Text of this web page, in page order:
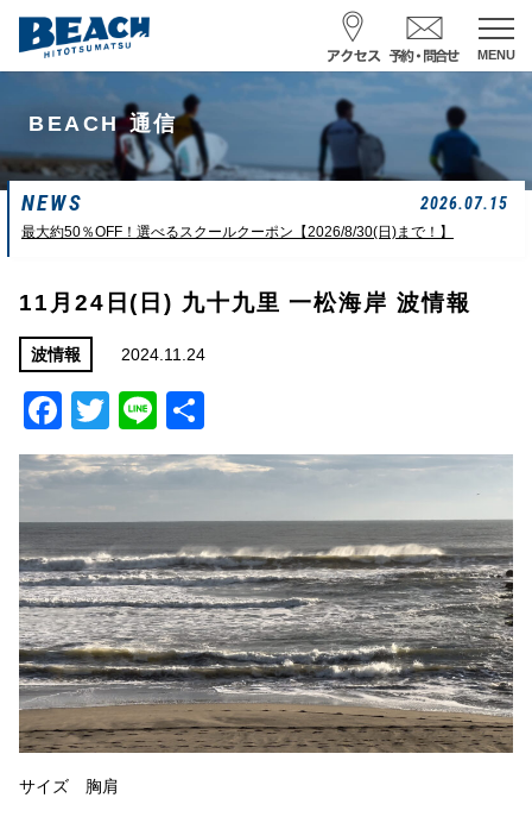
MENU
スクール予約・お問合せ
レンタル予約
サーフ ナミイーヨ
0475-32-7314
一松海岸 波情報
サイズ
頭
状態
小潮
BEACH 通信
NEWS 2026.07.15
最大約50％OFF！選べるスクールクーポン【2026/8/30(日)まで！】
11月24日(日) 九十九里 一松海岸 波情報
波情報 2024.11.24
Facebook
Twitter
Line
有
サイズ 胸肩